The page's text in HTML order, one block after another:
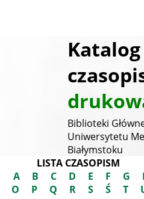
Katalog
Biblioteki
Uniwersytetu
Białymstoku
LISTA CZASOPISM
A
B C D E F G
O
P Q R S Ś T